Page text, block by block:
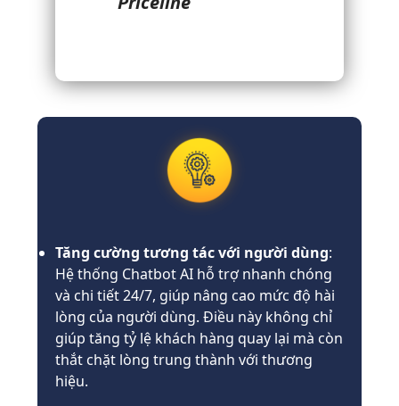
Tăng cường tương tác với người dùng:
Hệ thống Chatbot AI hỗ trợ nhanh chóng
và chi tiết 24/7, giúp nâng cao mức độ hài
lòng của người dùng. Điều này không chỉ
giúp tăng tỷ lệ khách hàng quay lại mà còn
thắt chặt lòng trung thành với thương
hiệu.